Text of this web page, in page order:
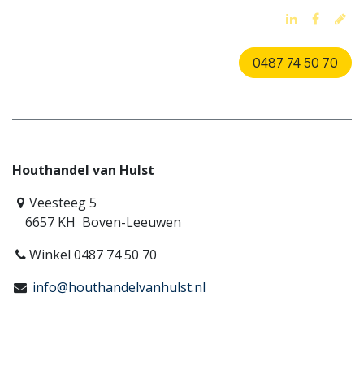
0487 74 50 70
Houthandel van Hulst
Veesteeg 5
6657 KH Boven-Leeuwen
Winkel 0487 74 50 70
info@houthandelvanhulst.nl